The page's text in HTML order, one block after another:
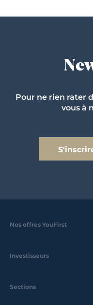
Pour ne rien rater
vous à
Nos offres YouFirst
Investisseurs
Sections